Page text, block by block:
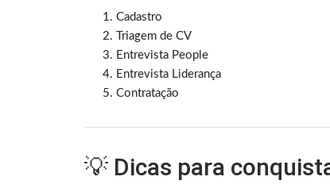
Cadastro
Triagem de CV
Entrevista People
Entrevista Liderança
Contratação
💡 Dicas para